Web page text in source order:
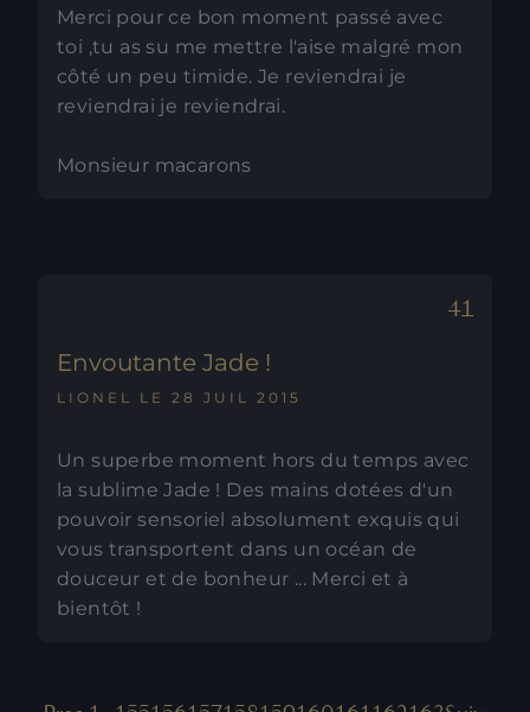
Merci pour ce bon moment passé avec
toi ,tu as su me mettre l'aise malgré mon
côté un peu timide. Je reviendrai je
reviendrai je reviendrai.
Monsieur macarons
Envoutante Jade !
LIONEL LE 28 JUIL 2015
Un superbe moment hors du temps avec
la sublime Jade ! Des mains dotées d'un
pouvoir sensoriel absolument exquis qui
vous transportent dans un océan de
douceur et de bonheur ... Merci et à
bientôt !